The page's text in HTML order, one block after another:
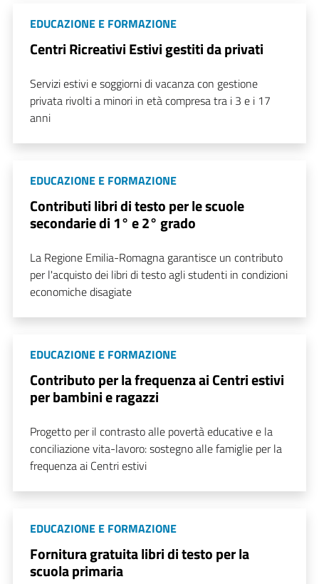
EDUCAZIONE E FORMAZIONE
Centri Ricreativi Estivi gestiti da privati
Servizi estivi e soggiorni di vacanza con gestione
privata rivolti a minori in età compresa tra i 3 e i 17
anni
EDUCAZIONE E FORMAZIONE
Contributi libri di testo per le scuole
secondarie di 1° e 2° grado
La Regione Emilia-Romagna garantisce un contributo
per l'acquisto dei libri di testo agli studenti in condizioni
economiche disagiate
EDUCAZIONE E FORMAZIONE
Contributo per la frequenza ai Centri estivi
per bambini e ragazzi
Progetto per il contrasto alle povertà educative e la
conciliazione vita-lavoro: sostegno alle famiglie per la
frequenza ai Centri estivi
EDUCAZIONE E FORMAZIONE
Fornitura gratuita libri di testo per la
scuola primaria